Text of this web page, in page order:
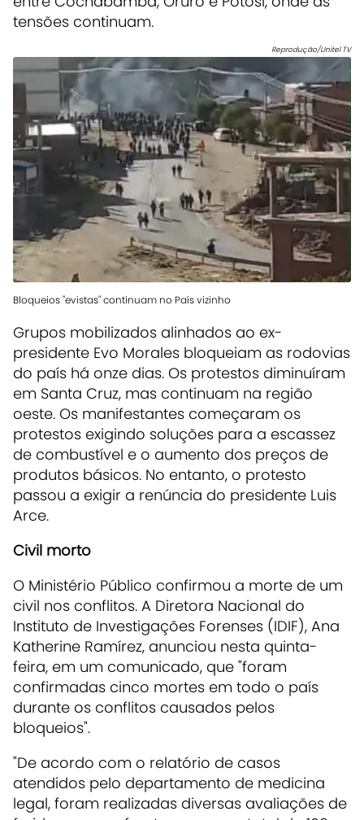
tensões continuam.
Reprodução/Unitel TV
Bloqueios "evistas" continuam no País vizinho
Grupos mobilizados alinhados ao ex-
presidente Evo Morales bloqueiam as rodovias
do país há onze dias. Os protestos diminuíram
em Santa Cruz, mas continuam na região
oeste. Os manifestantes começaram os
protestos exigindo soluções para a escassez
de combustível e o aumento dos preços de
produtos básicos. No entanto, o protesto
passou a exigir a renúncia do presidente Luis
Arce.
Civil morto
O Ministério Público confirmou a morte de um
civil nos conflitos. A Diretora Nacional do
Instituto de Investigações Forenses (IDIF), Ana
Katherine Ramírez, anunciou nesta quinta-
feira, em um comunicado, que "foram
confirmadas cinco mortes em todo o país
durante os conflitos causados ​​pelos
bloqueios".
"De acordo com o relatório de casos
atendidos pelo departamento de medicina
legal, foram realizadas diversas avaliações de